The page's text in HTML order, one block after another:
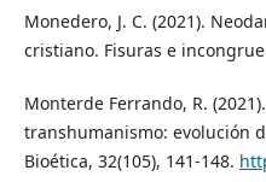
Monedero, J. C. (2021).
cristiano. Fisuras e
Monterde Ferrando, R.
transhumanismo: evolución
Bioética, 32(105), 141-148.